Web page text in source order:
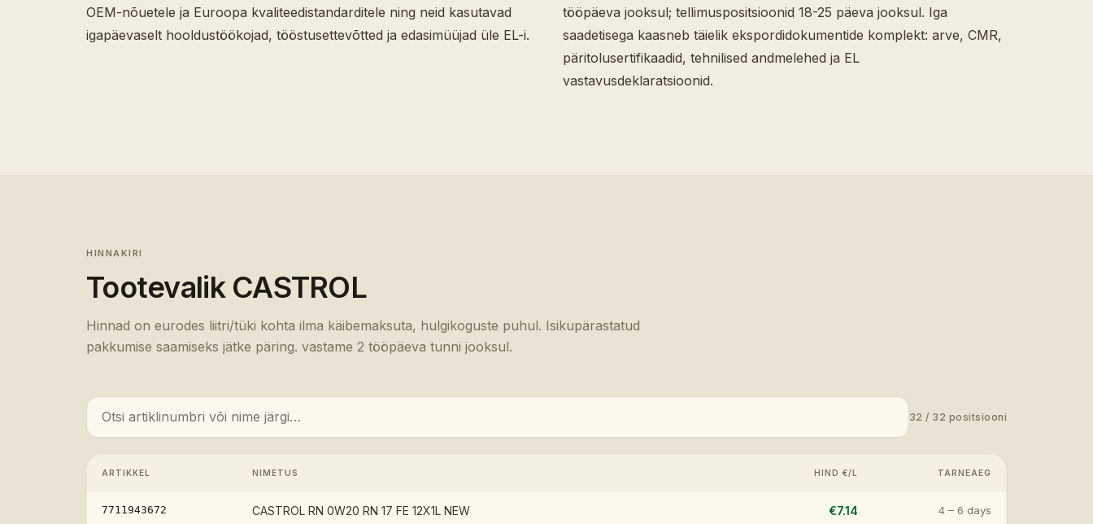
OEM-nõuetele ja Euroopa kvaliteedistandarditele ning neid kasutavad
igapäevaselt hooldustöökojad, tööstusettevõtted ja edasimüüjad üle EL-i.
tööpäeva jooksul; tellimuspositsioonid 18-25 päeva jooksul. Iga
saadetisega kaasneb täielik ekspordidokumentide komplekt: arve, CMR,
päritolusertifikaadid, tehnilised andmelehed ja EL
vastavusdeklaratsioonid.
HINNAKIRI
TootevalikCASTROL
Hinnad on eurodes liitri/tüki kohta ilma käibemaksuta, hulgikoguste puhul. Isikupärastatud
pakkumise saamiseks jätke päring. vastame 2 tööpäeva tunni jooksul.
32 / 32 positsiooni
ARTIKKEL NIMETUS HIND €/L TARNEAEG
7711943672 CASTROL RN 0W20 RN 17 FE 12X1L NEW €7.14 4 – 6 days